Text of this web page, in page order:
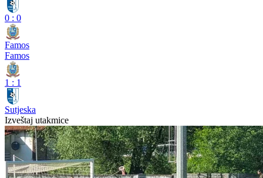
0 : 0
Famos
Famos
1 : 1
Sutjeska
Izveštaj utakmice